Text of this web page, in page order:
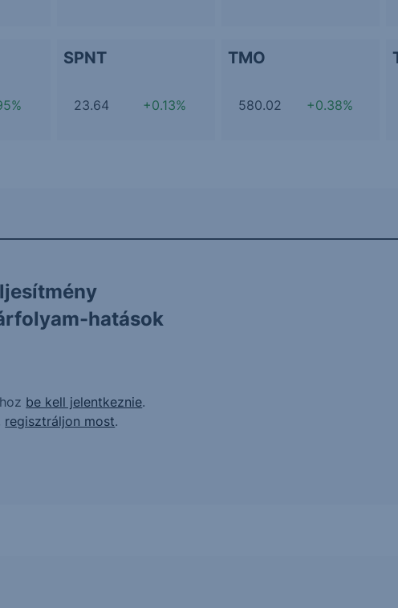
SPNT
23.64 +0.13%
TMO
580.02 +0.38%
hatások
be kell jelentkeznie.
regisztráljon most.